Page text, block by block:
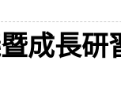
成長研